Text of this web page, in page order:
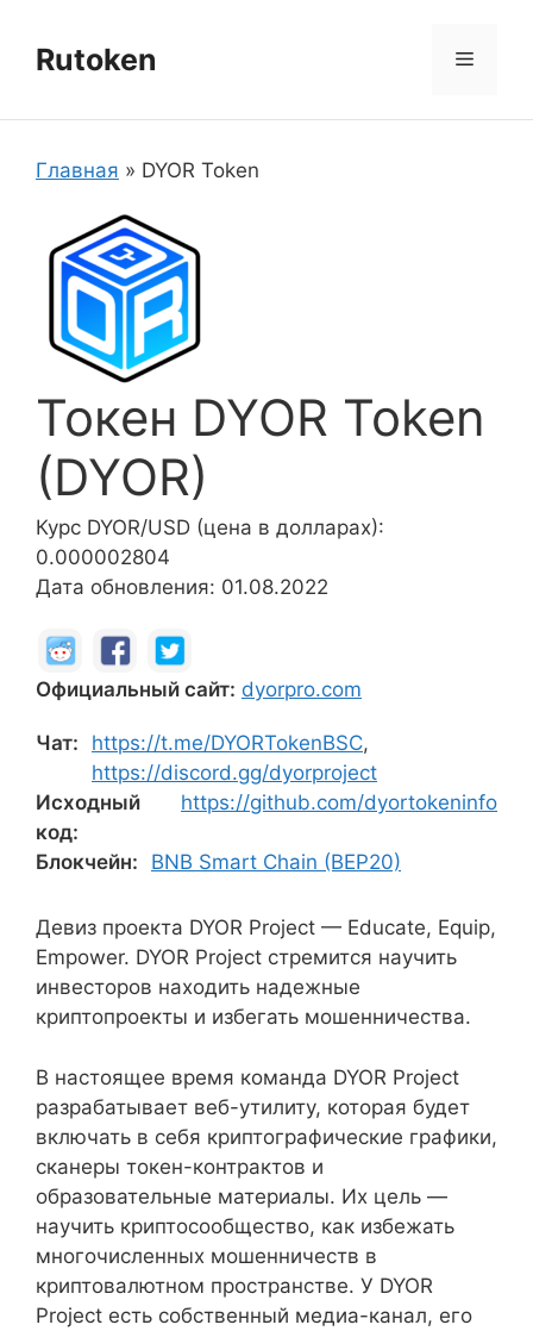
содержимому
Rutoken Меню
Главная » DYOR Token
Токен DYOR Token
(DYOR)
Курс DYOR/USD (цена в долларах):
0.000002804
Дата обновления: 01.08.2022
Официальный сайт: dyorpro.com
Чат: https://t.me/DYORTokenBSC,
https://discord.gg/dyorproject
Исходный
код:
https://github.com/dyortokeninfo
Блокчейн: BNB Smart Chain (BEP20)
Девиз проекта DYOR Project — Educate, Equip,
Empower. DYOR Project стремится научить
инвесторов находить надежные
криптопроекты и избегать мошенничества.
В настоящее время команда DYOR Project
разрабатывает веб-утилиту, которая будет
включать в себя криптографические графики,
сканеры токен-контрактов и
образовательные материалы. Их цель —
научить криптосообщество, как избежать
многочисленных мошенничеств в
криптовалютном пространстве. У DYOR
Project есть собственный медиа-канал, его